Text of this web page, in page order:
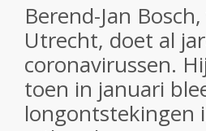
Berend-Jan
Utrecht, doet al
coronavirussen.
toen in januari
longontstekingen